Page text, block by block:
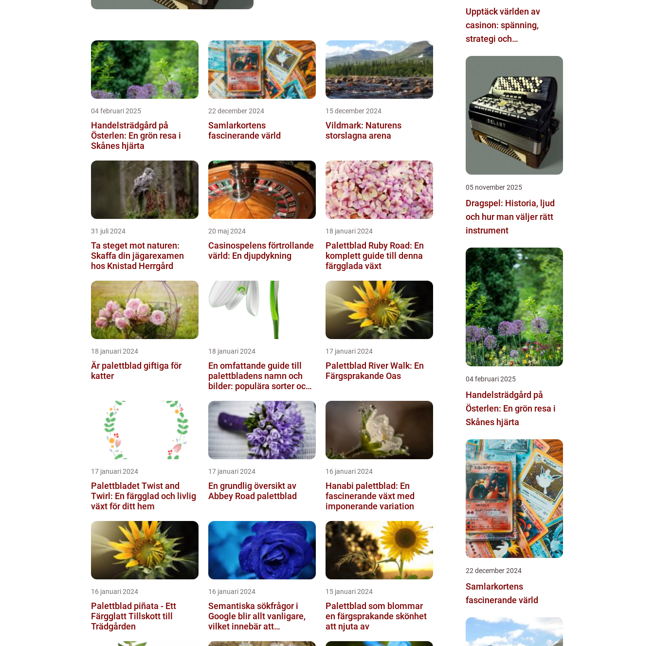
04 februari 2025
Handelsträdgård på
Österlen: En grön resa i
Skånes hjärta
22 december 2024
Samlarkortens
fascinerande värld
15 december 2024
Vildmark: Naturens
storslagna arena
31 juli 2024
Ta steget mot naturen:
Skaffa din jägarexamen
hos Knistad Herrgård
20 maj 2024
Casinospelens förtrollande
värld: En djupdykning
18 januari 2024
Palettblad Ruby Road: En
komplett guide till denna
färgglada växt
18 januari 2024
Är palettblad giftiga för
katter
18 januari 2024
En omfattande guide till
palettbladens namn och
bilder: populära sorter och
17 januari 2024
Palettblad River Walk: En
Färgsprakande Oas
17 januari 2024
Palettbladet Twist and
Twirl: En färgglad och livlig
växt för ditt hem
17 januari 2024
En grundlig översikt av
Abbey Road palettblad
16 januari 2024
Hanabi palettblad: En
fascinerande växt med
imponerande variation
16 januari 2024
Palettblad piñata - Ett
Färgglatt Tillskott till
Trädgården
16 januari 2024
Semantiska sökfrågor i
Google blir allt vanligare,
vilket innebär att
15 januari 2024
Palettblad som blommar
en färgsprakande skönhet
att njuta av
Upptäck världen av
casinon: spänning,
strategi och
05 november 2025
Dragspel: Historia, ljud
och hur man väljer rätt
instrument
04 februari 2025
Handelsträdgård på
Österlen: En grön resa i
Skånes hjärta
22 december 2024
Samlarkortens
fascinerande värld